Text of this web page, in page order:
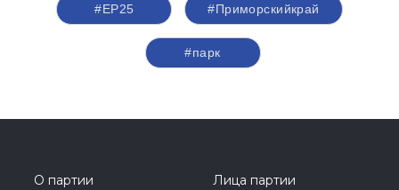
#ЕР25 #Приморскийкрай
#парк
О партии
Лица партии